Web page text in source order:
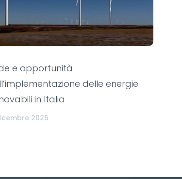
e opportunità
delle energie
in Italia
2025